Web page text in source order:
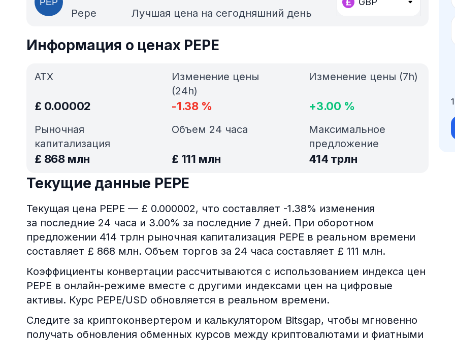
Pepe Лучшая цена на сегодняшний день
Информация о ценах PEPE
АТХ
£ 0.00002
Рыночная
капитализация
£ 868 млн
Изменение цены
(24h)
-1.38 %
Изменение цены (7h)
+3.00 %
Объем 24 часа
£ 111 млн
Максимальное
предложение
414 трлн
Текущие данные PEPE
Текущая цена PEPE — £ 0.000002, что составляет -1.38% изменения
за последние 24 часа и 3.00% за последние 7 дней. При оборотном
предложении 414 трлн рыночная капитализация PEPE в реальном времени
составляет £ 868 млн. Объем торгов за 24 часа составляет £ 111 млн.
Коэффициенты конвертации рассчитываются с использованием индекса цен
PEPE в онлайн-режиме вместе с другими индексами цен на цифровые
активы. Курс PEPE/USD обновляется в реальном времени.
Следите за криптоконвертером и калькулятором Bitsgap, чтобы мгновенно
получать обновления обменных курсов между криптовалютами и фиатными